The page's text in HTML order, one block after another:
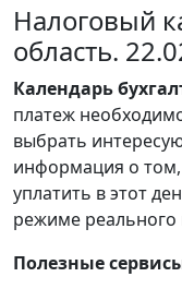
Налоговый
область.
Календарь
платеж
выбрать
информация о
уплатить в этот
режиме реального
Полезные